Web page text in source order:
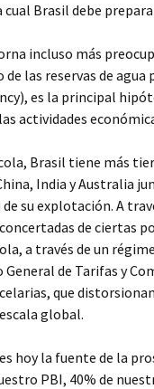
Brasil debe
incluso más
de las reservas de
es la principal
actividades
Brasil tiene más
India y Australia
su explotación. A
de ciertas
a través de un
General de Tarifas y
que
global.
hoy la fuente de la
PBI, 40% de